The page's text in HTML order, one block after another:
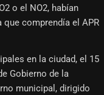
o el NO2, habían
comprendía el APR
en la ciudad, el 15
Gobierno de la
municipal, dirigido